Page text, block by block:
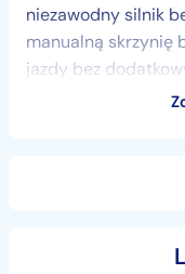
niezawodny silnik
manualną skrzynię
jazdy bez
Przebieg tylko 103
• Tempomat i